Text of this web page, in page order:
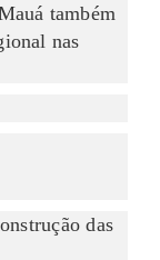
também
nas
das